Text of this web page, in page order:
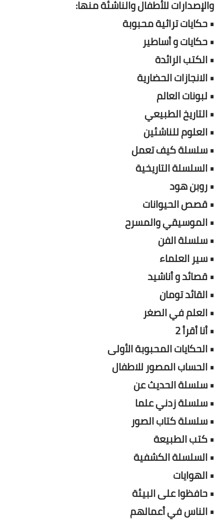
والإصدارات للأطفال والناشئة منها:
• حكايات تراثية محبوبة
• حكايات و أساطير
• الكتب الرائدة
• الانجازات الحضارية
• لبونات العالم
• التاريخ الطبيعي
• العلوم للناشئين
• سلسلة كيف تعمل
• السلسلة التاريخية
• روبن هود
• قصص الحيوانات
• الموسيقي والمسرح
• سلسلة الفن
• سير العلماء
• قصائد و أناشيد
• القائد تومان
• العلم في الصغر
• أنا أقرأ 2
• الحكايات المحبوبة الأولى
• الحساب المصور للاطفال
• سلسلة الحديث عن
• سلسلة زدني علما
• سلسلة كتاب الصور
• كتب الطبيعة
• السلسلة الكشفية
• الهوايات
• حافظوا على البيئة
• الناس في أعمالهم